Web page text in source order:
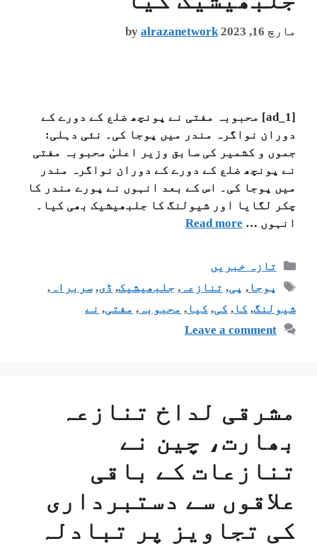
مارچ 16, 2023 by alrazanetwork
[ad_1] محبوبہ مفتی نے پونچھ ضلع کے دورے کے
دوران نواگرہ مندر میں پوجا کی۔ نئی دہلی:
جموں و کشمیر کی سابق وزیر اعلیٰ محبوبہ مفتی
نے پونچھ ضلع کے دورے کے دوران نواگرہ مندر
میں پوجا کی۔ اس کے بعد انہوں نے پورے مندر کا
چکر لگایا اور شیولنگ کا جلبھیشیک بھی کیا۔
انہوں … Read more
تازہ خبریں
پوجا, پی, تنازعہ,جلبھیشیک, ڈی,سربراہ,
شیولنگ, کا , کی, کیا , محبوبہ , مفتی, نے
Leave a comment
مشرقی لداخ تنازعہ
بھارت، چین نے
تنازعات کے باقی
علاقوں سے دستبرداری
کی تجاویز پر تبادلہ